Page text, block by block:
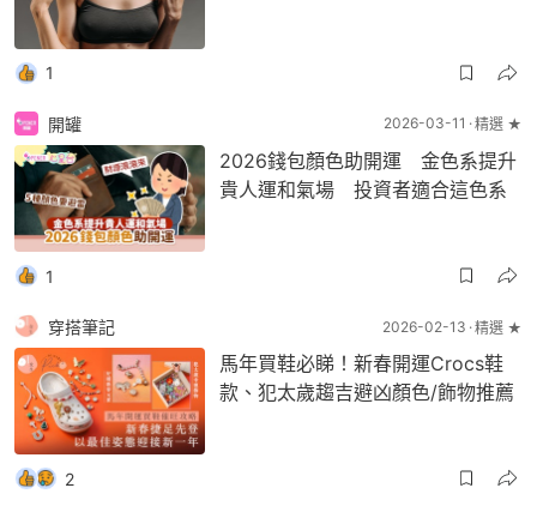
1
開罐 2026-03-11 精選 ★
2026錢包顏色助開運 金色系提升
貴人運和氣場 投資者適合這色系
1
穿搭筆記 2026-02-13 精選 ★
馬年買鞋必睇！新春開運Crocs鞋
款、犯太歲趨吉避凶顏色/飾物推薦
2